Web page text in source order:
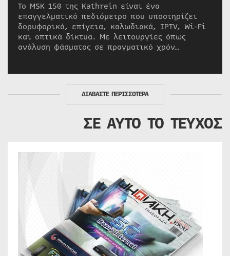
Το MSK 150 της Kathrein είναι ένα
επαγγελματικό πεδιόμετρο που υποστηρίζει
δορυφορικά, επίγεια, καλωδιακά, IPTV, Wi-Fi
και οπτικά δίκτυα. Με λειτουργίες όπως
ανάλυση φάσματος σε πραγματικό χρόν…
ΔΙΑΒΑΣΤΕ ΠΕΡΙΣΣΟΤΕΡΑ
ΣΕ ΑΥΤΟ ΤΟ ΤΕΥΧΟΣ